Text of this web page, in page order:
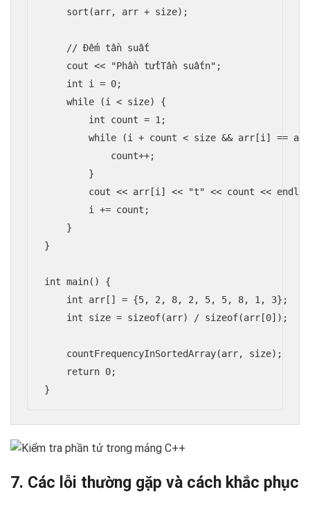
    sort(arr, arr + size);
    // Đếm tần suất
    cout << "Phần tửtTần suấtn";
    int i = 0;
    while (i < size) {
        int count = 1;
while (i + count < size && arr[i] ==
            count++;
        }
        cout << arr[i] << "t" << count << endl;
        i += count;
    }
}
int main() {
    int arr[] = {5, 2, 8, 2, 5, 5, 8, 1, 3};
    int size = sizeof(arr) / sizeof(arr[0]);
    countFrequencyInSortedArray(arr, size);
    return 0;
}
7. Các lỗi thường gặp và cách khắc phục